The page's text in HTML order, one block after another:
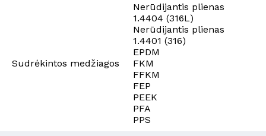
Sudrėkintos medžiagos
Nerūdijantis plienas
1.4404 (316L)
Nerūdijantis plienas
1.4401 (316)
EPDM
FKM
FFKM
FEP
PEEK
PFA
PPS